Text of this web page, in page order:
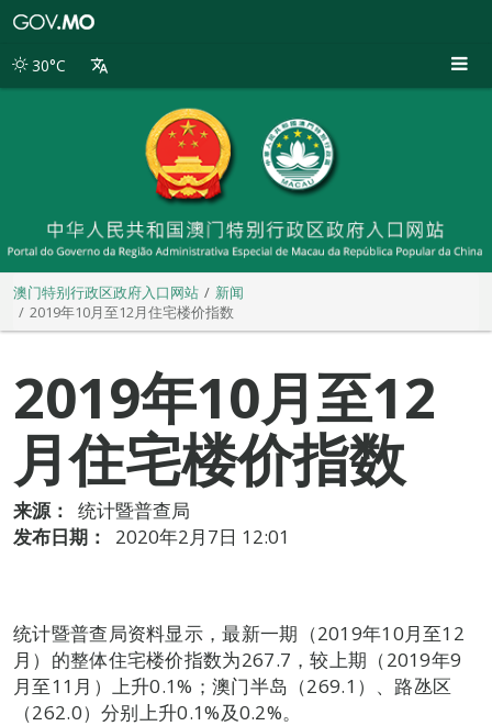
别
30°C
澳门特别行政区政府入口网站
新闻
2019年10月至12月住宅楼价指数
2019年10月至12
月住宅楼价指数
来源：
统计暨普查局
发布日期：
2020年2月7日 12:01
统计暨普查局资料显示，最新一期（2019年10月至12
月）的整体住宅楼价指数为267.7，较上期（2019年9
月至11月）上升0.1%；澳门半岛（269.1）、路氹区
（262.0）分别上升0.1%及0.2%。